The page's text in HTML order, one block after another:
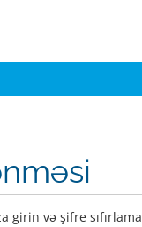
girin və şifre sıfırlama